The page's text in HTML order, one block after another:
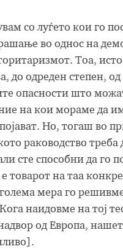
со луѓето кои го
во однос на
Тоа,
до одреден степен,
опасности што
на кои мораме да
Но, тогаш во
раководство треба
сте способни да го
товарот на таа
мера го
наидовме на тој
од Европа,